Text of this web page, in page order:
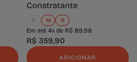
Constratante
P M G
Em até 4x de R$ 89,98
R$ 359,90
ADICIONAR